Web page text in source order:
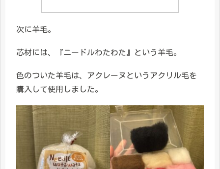
次に羊毛。
芯材には、『ニードルわたわた』という羊毛。
色のついた羊毛は、アクレーヌというアクリル毛を
購入して使用しました。